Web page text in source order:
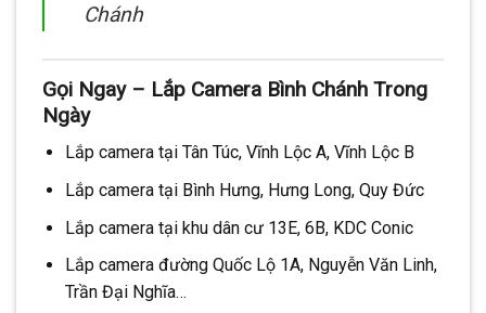
Chánh
Gọi Ngay – Lắp Camera Bình Chánh Trong
Ngày
Lắp camera tại Tân Túc, Vĩnh Lộc A, Vĩnh Lộc B
Lắp camera tại Bình Hưng, Hưng Long, Quy Đức
Lắp camera tại khu dân cư 13E, 6B, KDC Conic
Lắp camera đường Quốc Lộ 1A, Nguyễn Văn Linh,
Trần Đại Nghĩa…